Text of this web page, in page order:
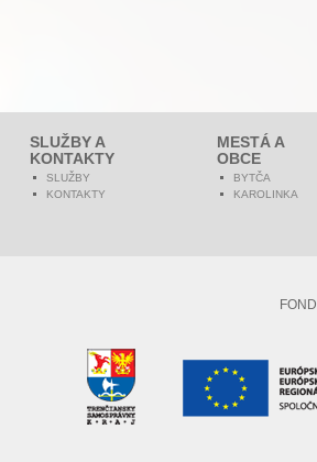
SLUŽBY A
KONTAKTY
SLUŽBY
KONTAKTY
MESTÁ A
OBCE
BYTČA
KAROLINKA